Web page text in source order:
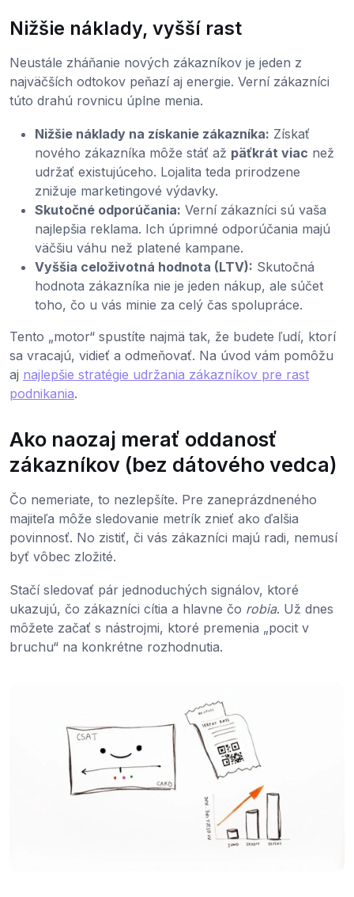
Nižšie náklady, vyšší rast
Neustále zháňanie nových zákazníkov je jeden z
najväčších odtokov peňazí aj energie. Verní zákazníci
túto drahú rovnicu úplne menia.
Nižšie náklady na získanie zákazníka: Získať
nového zákazníka môže stáť až päťkrát viac než
udržať existujúceho. Lojalita teda prirodzene
znižuje marketingové výdavky.
Skutočné odporúčania: Verní zákazníci sú vaša
najlepšia reklama. Ich úprimné odporúčania majú
väčšiu váhu než platené kampane.
Vyššia celoživotná hodnota (LTV): Skutočná
hodnota zákazníka nie je jeden nákup, ale súčet
toho, čo u vás minie za celý čas spolupráce.
Tento „motor“ spustíte najmä tak, že budete ľudí, ktorí
sa vracajú, vidieť a odmeňovať. Na úvod vám pomôžu
aj najlepšie stratégie udržania zákazníkov pre rast
podnikania.
Ako naozaj merať oddanosť
zákazníkov (bez dátového vedca)
Čo nemeriate, to nezlepšíte. Pre zaneprázdneného
majiteľa môže sledovanie metrík znieť ako ďalšia
povinnosť. No zistiť, či vás zákazníci majú radi, nemusí
byť vôbec zložité.
Stačí sledovať pár jednoduchých signálov, ktoré
ukazujú, čo zákazníci cítia a hlavne čo robia. Už dnes
môžete začať s nástrojmi, ktoré premenia „pocit v
bruchu“ na konkrétne rozhodnutia.